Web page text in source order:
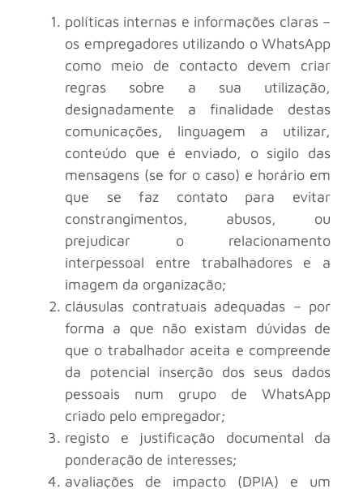
políticas internas e informações claras –
os empregadores utilizando o WhatsApp
como meio de contacto devem criar
regras sobre a sua utilização,
designadamente a finalidade destas
comunicações, linguagem a utilizar,
conteúdo que é enviado, o sigilo das
mensagens (se for o caso) e horário em
que se faz contato para evitar
constrangimentos, abusos, ou
prejudicar o relacionamento
interpessoal entre trabalhadores e a
imagem da organização;
cláusulas contratuais adequadas – por
forma a que não existam dúvidas de
que o trabalhador aceita e compreende
da potencial inserção dos seus dados
pessoais num grupo de WhatsApp
criado pelo empregador;
registo e justificação documental da
ponderação de interesses;
avaliações de impacto (DPIA) e um